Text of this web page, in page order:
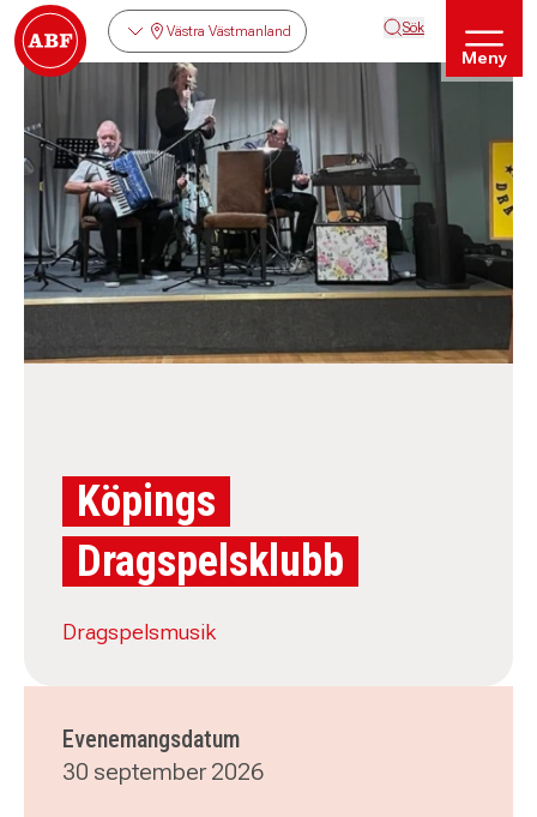
Västra Västmanland Sök
Meny
Köpings
Dragspelsklubb
Dragspelsmusik
Evenemangsdatum
30 september 2026